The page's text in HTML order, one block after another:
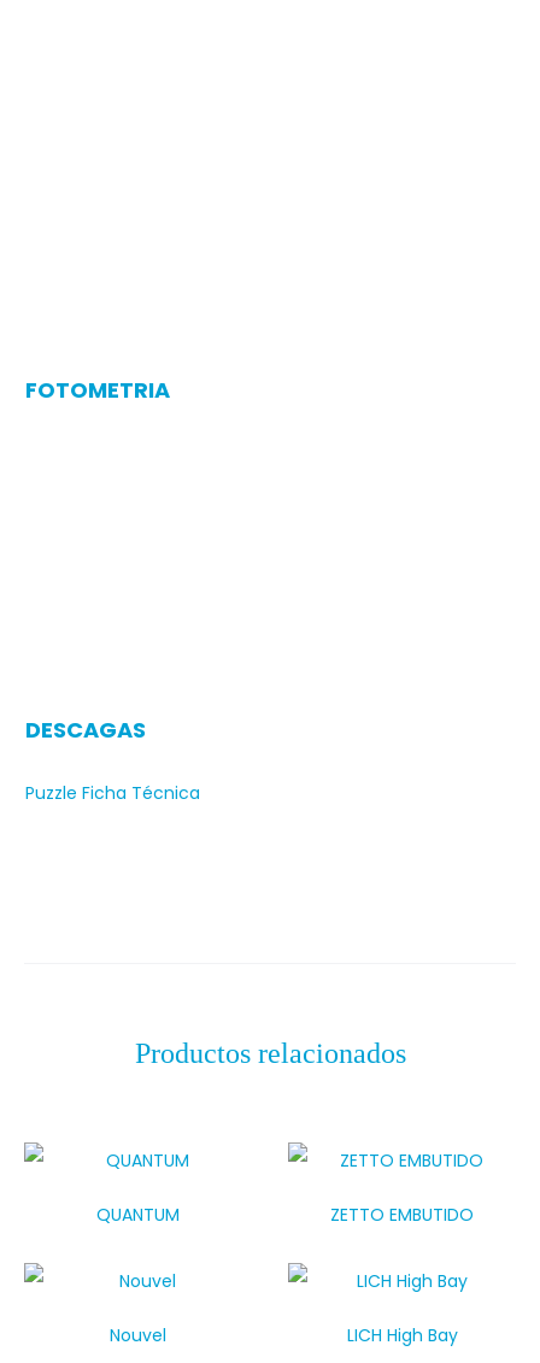
FOTOMETRIA
DESCAGAS
Puzzle Ficha Técnica
Productos relacionados
QUANTUM ZETTO EMBUTIDO
Nouvel LICH High Bay